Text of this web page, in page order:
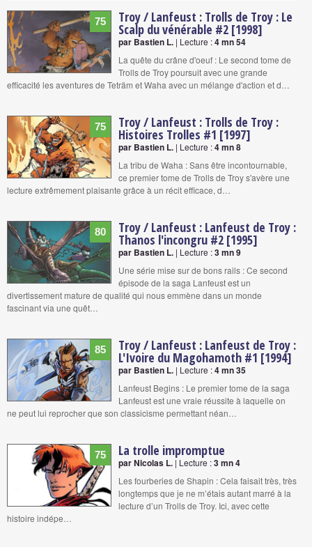
75 Troy / Lanfeust : Trolls de Troy : Le
Scalp du vénérable #2 [1998]
par Bastien L. | Lecture :4 mn 54
La quête du crâne d'oeuf : Le second tome de
Trolls de Troy poursuit avec une grande
efficacité les aventures de Teträm et Waha avec un mélange d'action et d…
75 Troy / Lanfeust : Trolls de Troy :
Histoires Trolles #1 [1997]
par Bastien L. | Lecture :4 mn 8
La tribu de Waha : Sans être incontournable,
ce premier tome de Trolls de Troy s'avère une
lecture extrêmement plaisante grâce à un récit efficace, d…
80 Troy / Lanfeust : Lanfeust de Troy :
Thanos l'incongru #2 [1995]
par Bastien L. | Lecture :3 mn 9
Une série mise sur de bons rails : Ce second
épisode de la saga Lanfeust est un
divertissement mature de qualité qui nous emmène dans un monde
fascinant via une quêt…
85 Troy / Lanfeust : Lanfeust de Troy :
L'Ivoire du Magohamoth #1 [1994]
par Bastien L. | Lecture :4 mn 35
Lanfeust Begins : Le premier tome de la saga
Lanfeust est une vraie réussite à laquelle on
ne peut lui reprocher que son classicisme permettant néan…
75 La trolle impromptue
par Nicolas L. | Lecture :3 mn 4
Les fourberies de Shapin : Cela faisait très, très
longtemps que je ne m’étais autant marré à la
lecture d’un Trolls de Troy. Ici, avec cette
histoire indépe…